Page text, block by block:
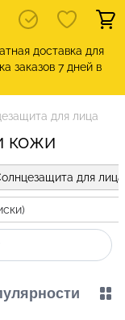
доставка для
заказов 7 дней в
для лица
кожи
для лица